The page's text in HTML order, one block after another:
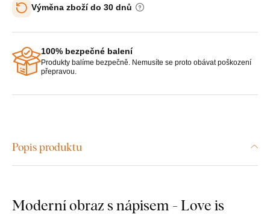
Výměna zboží do 30 dnů
100% bezpečné balení
Produkty balíme bezpečně. Nemusíte se proto obávat poškození
přepravou.
Popis produktu
Moderní obraz s nápisem - Love is